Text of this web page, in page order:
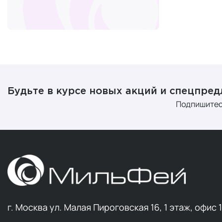
Железо
калорий,
Железо —
в организме
Будьте в курсе новых акций и
г. Москва ул. Малая Пироговская 16, 1 этаж, офис